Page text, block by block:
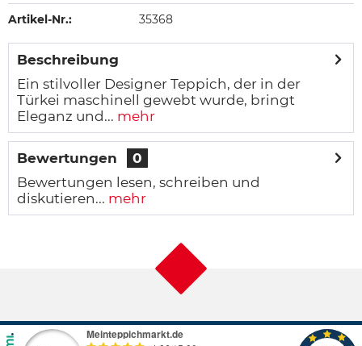
Artikel-Nr.: 35368
Beschreibung
Ein stilvoller Designer Teppich, der in der
Türkei maschinell gewebt wurde, bringt
Eleganz und... mehr
Bewertungen
0
Bewertungen lesen, schreiben und
diskutieren... mehr